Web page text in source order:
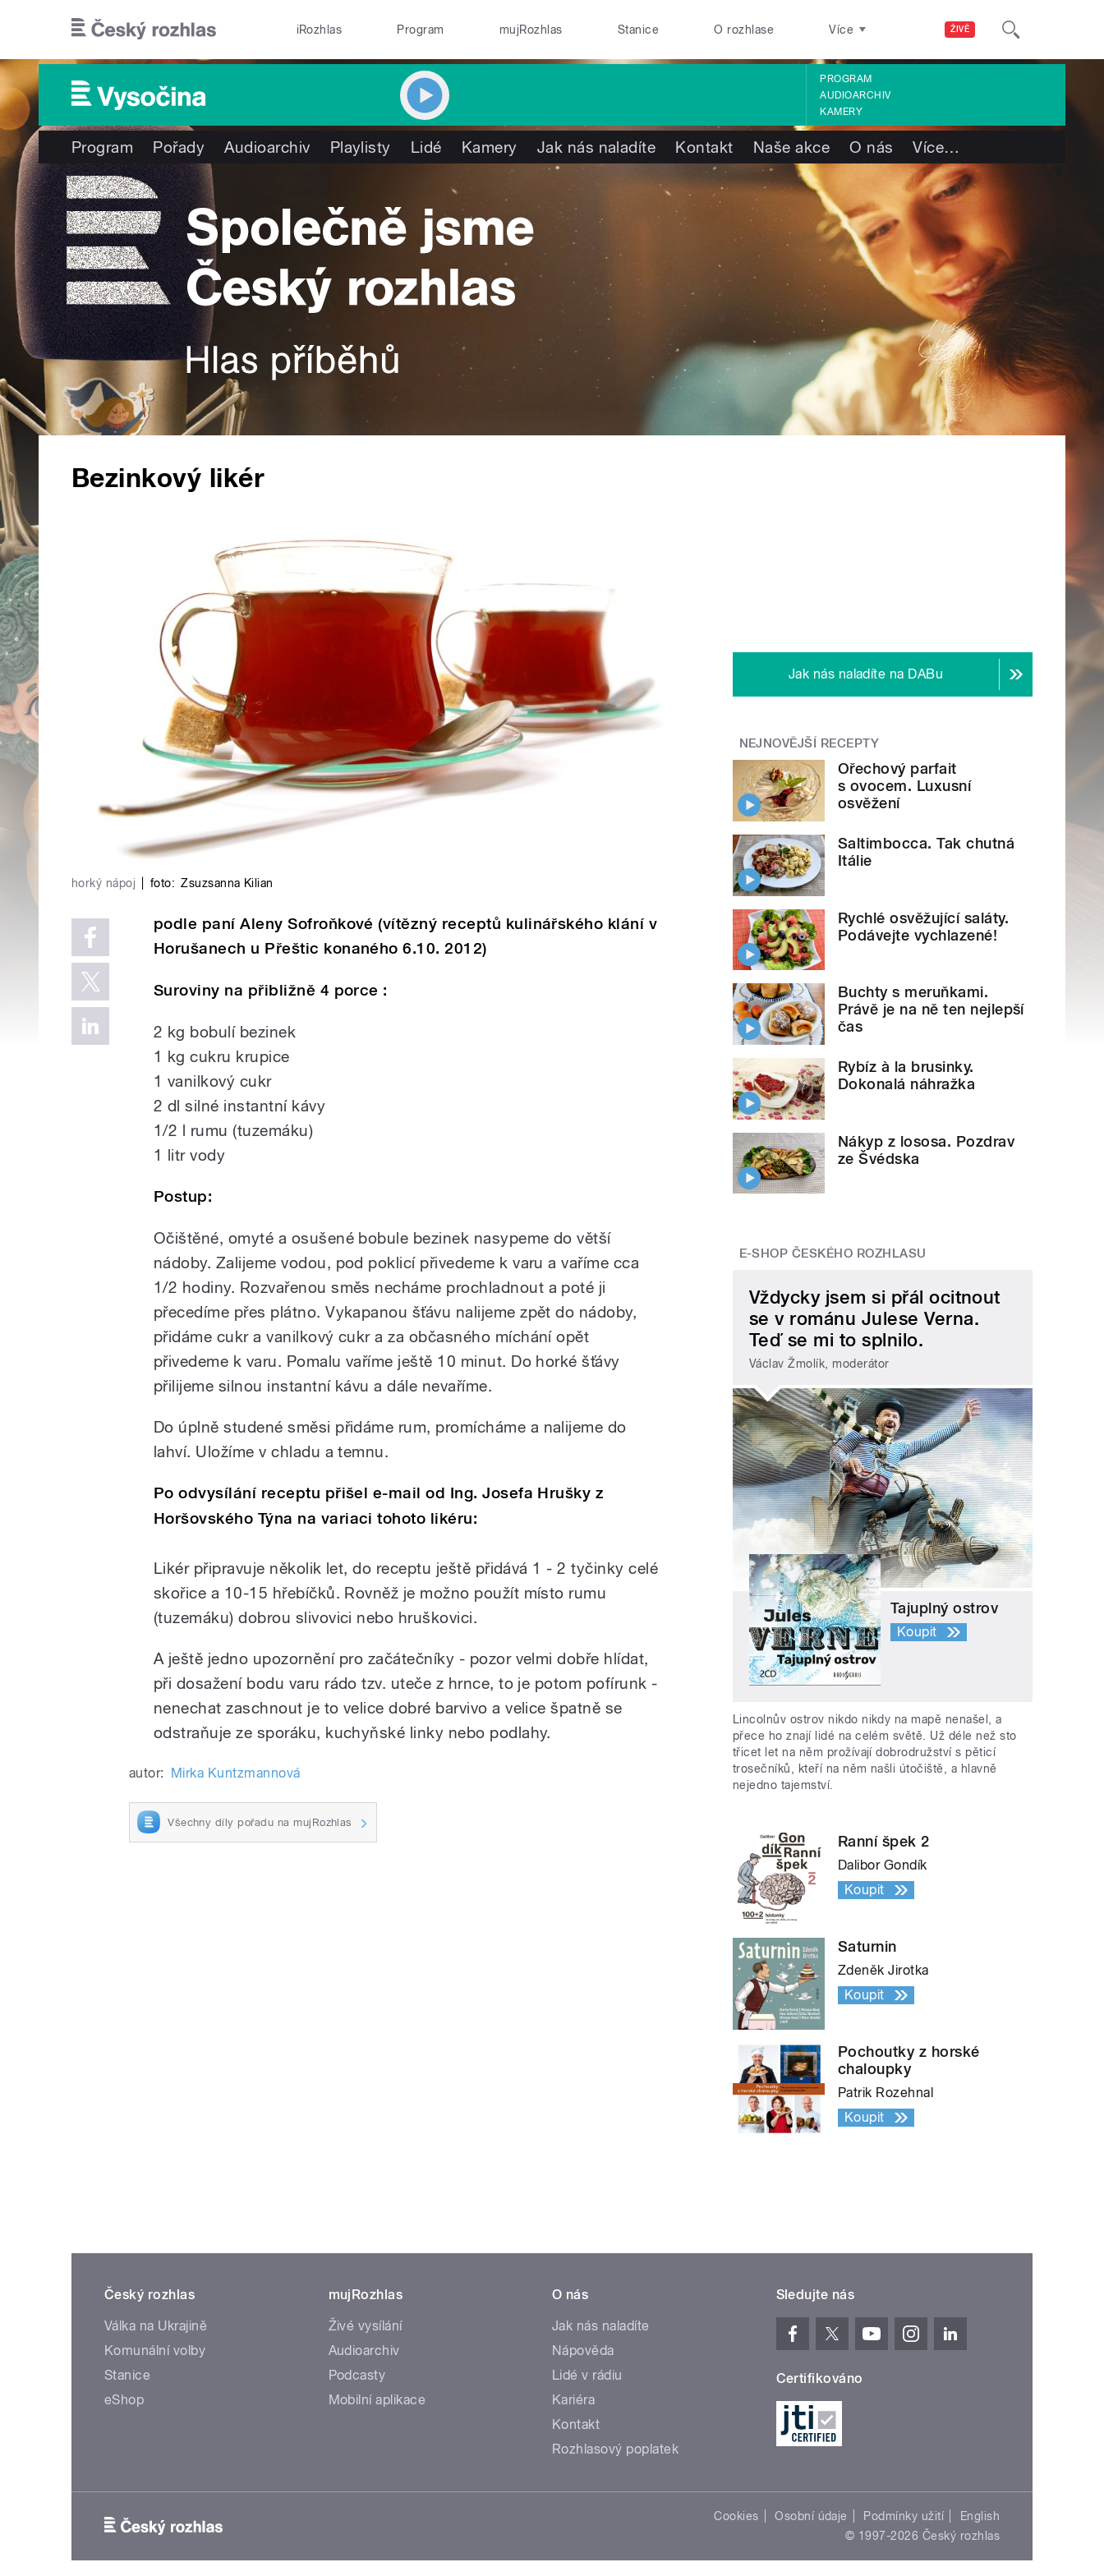
ŽIVĚ
iRozhlas Program mujRozhlas Stanice O rozhlase Více
PROGRAM
AUDIOARCHIV
KAMERY
Program Pořady Audioarchiv Playlisty Lidé Kamery Jak nás naladíte Kontakt Naše akce O nás Více…
Bezinkový likér
horký nápoj foto: Zsuzsanna Kilian
podle paní Aleny Sofroňkové (vítězný receptů kulinářského klání v
Horušanech u Přeštic konaného 6.10. 2012)
Suroviny na přibližně 4 porce :
2 kg bobulí bezinek
1 kg cukru krupice
1 vanilkový cukr
2 dl silné instantní kávy
1/2 l rumu (tuzemáku)
1 litr vody
Postup:
Očištěné, omyté a osušené bobule bezinek nasypeme do větší
nádoby. Zalijeme vodou, pod poklicí přivedeme k varu a vaříme cca
1/2 hodiny. Rozvařenou směs necháme prochladnout a poté ji
přecedíme přes plátno. Vykapanou šťávu nalijeme zpět do nádoby,
přidáme cukr a vanilkový cukr a za občasného míchání opět
přivedeme k varu. Pomalu vaříme ještě 10 minut. Do horké šťávy
přilijeme silnou instantní kávu a dále nevaříme.
Do úplně studené směsi přidáme rum, promícháme a nalijeme do
lahví. Uložíme v chladu a temnu.
Po odvysílání receptu přišel e-mail od Ing. Josefa Hrušky z
Horšovského Týna na variaci tohoto likéru:
Likér připravuje několik let, do receptu ještě přidává 1 - 2 tyčinky celé
skořice a 10-15 hřebíčků. Rovněž je možno použít místo rumu
(tuzemáku) dobrou slivovici nebo hruškovici.
A ještě jedno upozornění pro začátečníky - pozor velmi dobře hlídat,
při dosažení bodu varu rádo tzv. uteče z hrnce, to je potom pofírunk -
nenechat zaschnout je to velice dobré barvivo a velice špatně se
odstraňuje ze sporáku, kuchyňské linky nebo podlahy.
autor: Mirka Kuntzmannová
Všechny díly pořadu na mujRozhlas
Jak nás naladíte na DABu
NEJNOVĚJŠÍ RECEPTY
Ořechový parfait
s ovocem. Luxusní
osvěžení
Saltimbocca. Tak chutná
Itálie
Rychlé osvěžující saláty.
Podávejte vychlazené!
Buchty s meruňkami.
Právě je na ně ten nejlepší
čas
Rybíz à la brusinky.
Dokonalá náhražka
Nákyp z lososa. Pozdrav
ze Švédska
E-SHOP ČESKÉHO ROZHLASU
Vždycky jsem si přál ocitnout
se v románu Julese Verna.
Teď se mi to splnilo.
Václav Žmolík, moderátor
Tajuplný ostrov
Koupit
Lincolnův ostrov nikdo nikdy na mapě nenašel, a
přece ho znají lidé na celém světě. Už déle než sto
třicet let na něm prožívají dobrodružství s pěticí
trosečníků, kteří na něm našli útočiště, a hlavně
nejedno tajemství.
Ranní špek 2
Dalibor Gondík
Koupit
Saturnin
Zdeněk Jirotka
Koupit
Pochoutky z horské
chaloupky
Patrik Rozehnal
Koupit
Český rozhlas
Válka na Ukrajině
Komunální volby
Stanice
eShop
mujRozhlas
Živé vysílání
Audioarchiv
Podcasty
Mobilní aplikace
O nás
Jak nás naladíte
Nápověda
Lidé v rádiu
Kariéra
Kontakt
Rozhlasový poplatek
Sledujte nás
Certifikováno
Cookies Osobní údaje Podmínky užití
English
© 1997-2026 Český rozhlas